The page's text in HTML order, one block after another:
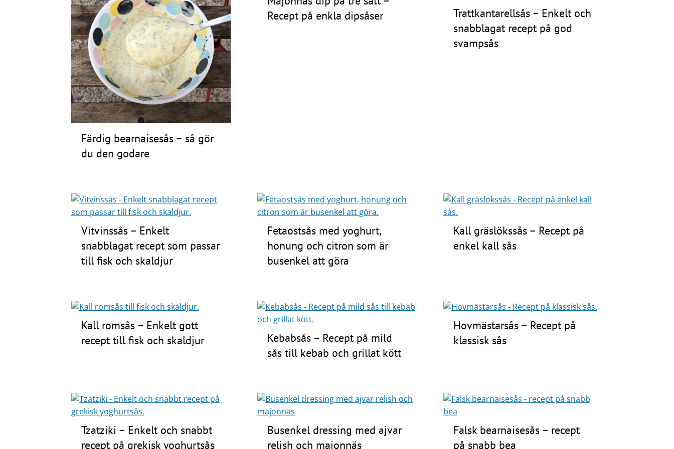
Färdig bearnaisesås – så gör
du den godare
Recept på enkla dipsåser
Trattkantarellsås – Enkelt och
snabblagat recept på god
svampsås
Vitvinssås – Enkelt
snabblagat recept som passar
till fisk och skaldjur
Fetaostsås med yoghurt,
honung och citron som är
busenkel att göra
Kall gräslökssås – Recept på
enkel kall sås
Kall romsås – Enkelt gott
recept till fisk och skaldjur
Kebabsås – Recept på mild
sås till kebab och grillat kött
Hovmästarsås – Recept på
klassisk sås
Tzatziki – Enkelt och snabbt
recept på grekisk yoghurtsås
Busenkel dressing med ajvar
relish och majonnäs
Falsk bearnaisesås – recept
på snabb bea